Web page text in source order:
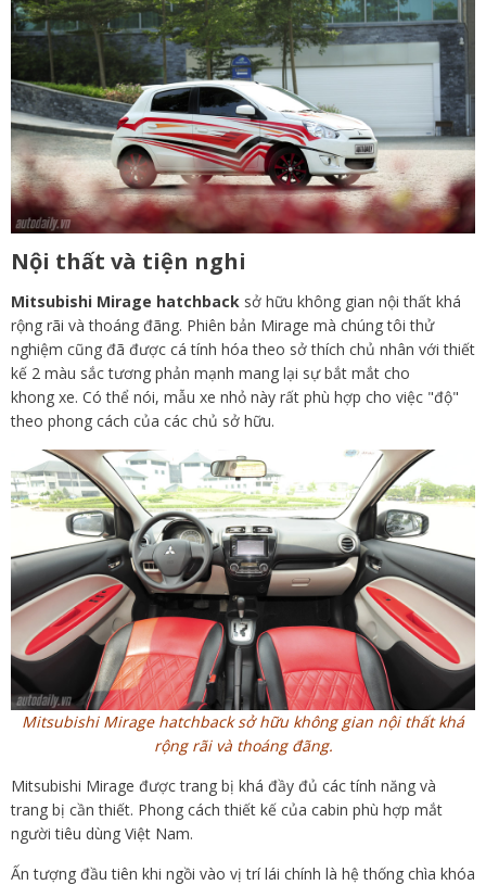
Nội thất và tiện nghi
Mitsubishi Mirage hatchback sở hữu không gian nội thất khá
rộng rãi và thoáng đãng. Phiên bản Mirage mà chúng tôi thử
nghiệm cũng đã được cá tính hóa theo sở thích chủ nhân với thiết
kế 2 màu sắc tương phản mạnh mang lại sự bắt mắt cho
khong xe. Có thể nói, mẫu xe nhỏ này rất phù hợp cho việc "độ"
theo phong cách của các chủ sở hữu.
Mitsubishi Mirage hatchback sở hữu không gian nội thất khá
rộng rãi và thoáng đãng.
Mitsubishi Mirage được trang bị khá đầy đủ các tính năng và
trang bị cần thiết. Phong cách thiết kế của cabin phù hợp mắt
người tiêu dùng Việt Nam.
Ấn tượng đầu tiên khi ngồi vào vị trí lái chính là hệ thống chìa khóa